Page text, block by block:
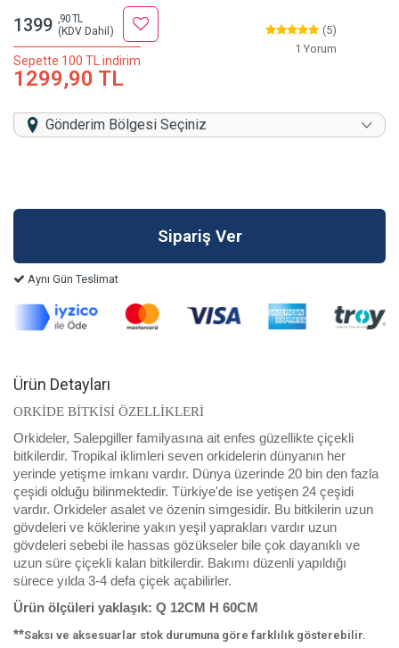
1399 ,90 TL
(KDV Dahil)
(5)
1 Yorum
Sepette 100 TL indirim
1299,90 TL
Gönderim Bölgesi Seçiniz
Aynı Gün Teslimat
Ürün Detayları
ORKİDE BİTKİSİ ÖZELLİKLERİ
Orkideler, Salepgiller familyasına ait enfes güzellikte çiçekli
bitkilerdir. Tropikal iklimleri seven orkidelerin dünyanın her
yerinde yetişme imkanı vardır. Dünya üzerinde 20 bin den fazla
çeşidi olduğu bilinmektedir. Türkiye'de ise yetişen 24 çeşidi
vardır. Orkideler asalet ve özenin simgesidir. Bu bitkilerin uzun
gövdeleri ve köklerine yakın yeşil yaprakları vardır uzun
gövdeleri sebebi ile hassas gözükseler bile çok dayanıklı ve
uzun süre çiçekli kalan bitkilerdir. Bakımı düzenli yapıldığı
sürece yılda 3-4 defa çiçek açabilirler.
Ürün ölçüleri yaklaşık: Q 12CM H 60CM
**Saksı ve aksesuarlar stok durumuna göre farklılık gösterebilir.